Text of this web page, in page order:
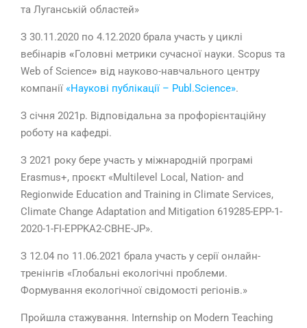
та Луганській областей»
З 30.11.2020 по 4.12.2020 брала участь у циклі
вебінарів «Головні метрики сучасної науки. Scopus та
Web of Science» від науково-навчального центру
компанії «Наукові публікації – Publ.Science».
З січня 2021р. Відповідальна за профорієнтаційну
роботу на кафедрі.
З 2021 року бере участь у міжнародній програмі
Erasmus+, проєкт «Multilevel Local, Nation- and
Regionwide Education and Training in Climate Services,
Climate Change Adaptation and Mitigation 619285-EPP-1-
2020-1-FI-EPPKA2-CBHE-JP».
З 12.04 по 11.06.2021 брала участь у серії онлайн-
тренінгів «Глобальні екологічні проблеми.
Формування екологічної свідомості регіонів.»
Пройшла стажування. Internship on Modern Teaching